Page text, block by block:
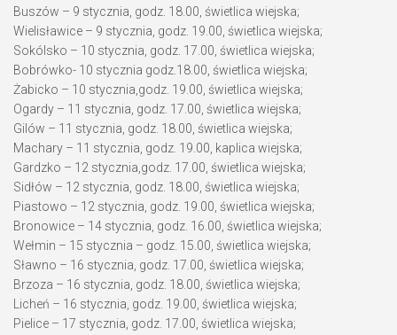
Buszów – 9 stycznia, godz. 18.00, świetlica wiejska;
Wielisławice – 9 stycznia, godz. 19.00, świetlica wiejska;
Sokólsko – 10 stycznia, godz. 17.00, świetlica wiejska;
Bobrówko- 10 stycznia godz.18.00, świetlica wiejska;
Żabicko – 10 stycznia,godz. 19.00, świetlica wiejska;
Ogardy – 11 stycznia, godz. 17.00, świetlica wiejska;
Gilów – 11 stycznia, godz. 18.00, świetlica wiejska;
Machary – 11 stycznia, godz. 19.00, kaplica wiejska;
Gardzko – 12 stycznia,godz. 17.00, świetlica wiejska;
Sidłów – 12 stycznia, godz. 18.00, świetlica wiejska;
Piastowo – 12 stycznia, godz. 19.00, świetlica wiejska;
Bronowice – 14 stycznia, godz. 16.00, świetlica wiejska;
Wełmin – 15 stycznia – godz. 15.00, świetlica wiejska;
Sławno – 16 stycznia, godz. 17.00, świetlica wiejska;
Brzoza – 16 stycznia, godz. 18.00, świetlica wiejska;
Licheń – 16 stycznia, godz. 19.00, świetlica wiejska;
Pielice – 17 stycznia, godz. 17.00, świetlica wiejska;